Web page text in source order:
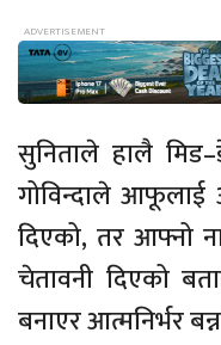
सुनिताले हालै
गोविन्दाले आफूलाई
दिएको, तर आफ्नो
चेतावनी दिएको
बनाएर आत्मनिर्भर